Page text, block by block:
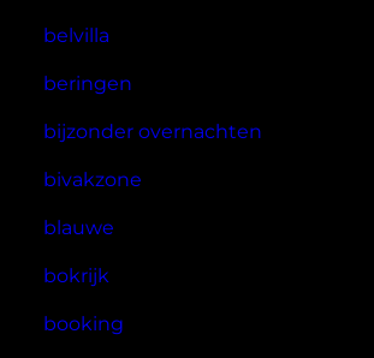
belvilla
beringen
bijzonder overnachten
bivakzone
blauwe
bokrijk
booking